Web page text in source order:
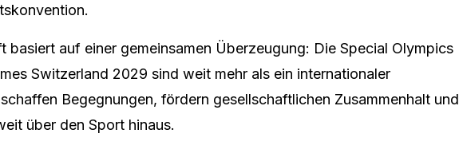
basiert auf einer gemeinsamen Überzeugung: Die Special Olympics
Switzerland 2029 sind weit mehr als ein internationaler
Begegnungen, fördern gesellschaftlichen Zusammenhalt und
über den Sport hinaus.